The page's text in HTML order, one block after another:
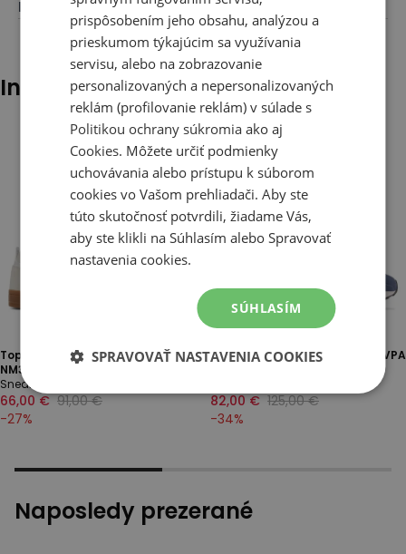
Farba
Čierna
Iní klienti tiež pozerali
Topánky pánske New Balance
NM306RUP - šedý
Sneakersy
66,00 € 91,00 €
-27%
Topánky New Balance M5740VPA
82,00 € 125,00 €
-34%
Naposledy prezerané
prispôsobením jeho obsahu, analýzou a
prieskumom týkajúcim sa využívania
servisu, alebo na zobrazovanie
personalizovaných a nepersonalizovaných
reklám (profilovanie reklám) v súlade s
Politikou ochrany súkromia ako aj
Cookies. Môžete určiť podmienky
uchovávania alebo prístupu k súborom
cookies vo Vašom prehliadači. Aby ste
túto skutočnosť potvrdili, žiadame Vás,
aby ste klikli na Súhlasím alebo Spravovať
nastavenia cookies.
SÚHLASÍM
SPRAVOVAŤ NASTAVENIA COOKIES